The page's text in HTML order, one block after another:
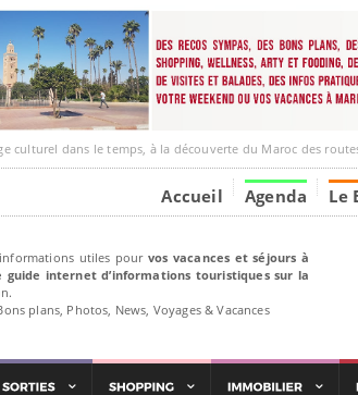
dans le temps, à la découverte du Maroc des routes caravanières
Accueil Agenda Le
utiles pour vos vacances et séjours à
guide internet d’informations touristiques sur la
plans, Photos, News, Voyages & Vacances